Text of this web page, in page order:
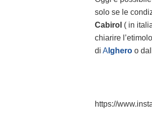
solo se le
Cabirol ( in
chiarire
di A lghero o
https://